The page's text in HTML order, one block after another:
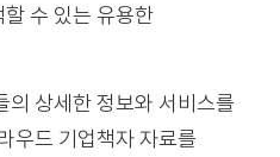
수 있는 유용한
의 상세한 정보와 서비스를
우드 기업책자 자료를